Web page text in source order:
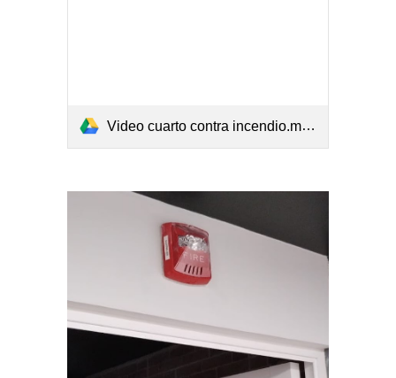
Video cuarto contra incendio.mp4